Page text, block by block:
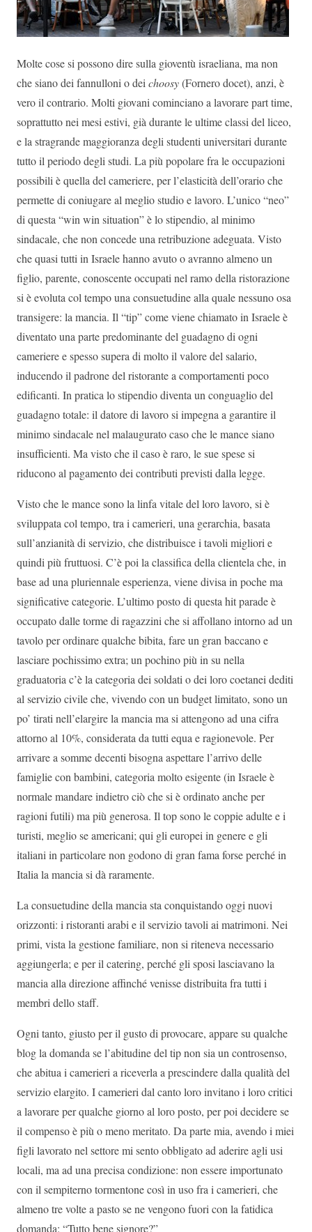
Molte cose si possono dire sulla gioventù israeliana, ma non
che siano dei fannulloni o dei choosy(Fornero docet), anzi, è
vero il contrario. Molti giovani cominciano a lavorare part time,
soprattutto nei mesi estivi, già durante le ultime classi del liceo,
e la stragrande maggioranza degli studenti universitari durante
tutto il periodo degli studi. La più popolare fra le occupazioni
possibili è quella del cameriere, per l’elasticità dell’orario che
permette di coniugare al meglio studio e lavoro. L’unico “neo”
di questa “win win situation” è lo stipendio, al minimo
sindacale, che non concede una retribuzione adeguata. Visto
che quasi tutti in Israele hanno avuto o avranno almeno un
figlio, parente, conoscente occupati nel ramo della ristorazione
si è evoluta col tempo una consuetudine alla quale nessuno osa
transigere: la mancia. Il “tip” come viene chiamato in Israele è
diventato una parte predominante del guadagno di ogni
cameriere e spesso supera di molto il valore del salario,
inducendo il padrone del ristorante a comportamenti poco
edificanti. In pratica lo stipendio diventa un conguaglio del
guadagno totale: il datore di lavoro si impegna a garantire il
minimo sindacale nel malaugurato caso che le mance siano
insufficienti. Ma visto che il caso è raro, le sue spese si
riducono al pagamento dei contributi previsti dalla legge.
Visto che le mance sono la linfa vitale del loro lavoro, si è
sviluppata col tempo, tra i camerieri, una gerarchia, basata
sull’anzianità di servizio, che distribuisce i tavoli migliori e
quindi più fruttuosi. C’è poi la classifica della clientela che, in
base ad una pluriennale esperienza, viene divisa in poche ma
significative categorie. L’ultimo posto di questa hit parade è
occupato dalle torme di ragazzini che si affollano intorno ad un
tavolo per ordinare qualche bibita, fare un gran baccano e
lasciare pochissimo extra; un pochino più in su nella
graduatoria c’è la categoria dei soldati o dei loro coetanei dediti
al servizio civile che, vivendo con un budget limitato, sono un
po’ tirati nell’elargire la mancia ma si attengono ad una cifra
attorno al 10%, considerata da tutti equa e ragionevole. Per
arrivare a somme decenti bisogna aspettare l’arrivo delle
famiglie con bambini, categoria molto esigente (in Israele è
normale mandare indietro ciò che si è ordinato anche per
ragioni futili) ma più generosa. Il top sono le coppie adulte e i
turisti, meglio se americani; qui gli europei in genere e gli
italiani in particolare non godono di gran fama forse perché in
Italia la mancia si dà raramente.
La consuetudine della mancia sta conquistando oggi nuovi
orizzonti: i ristoranti arabi e il servizio tavoli ai matrimoni. Nei
primi, vista la gestione familiare, non si riteneva necessario
aggiungerla; e per il catering, perché gli sposi lasciavano la
mancia alla direzione affinché venisse distribuita fra tutti i
membri dello staff.
Ogni tanto, giusto per il gusto di provocare, appare su qualche
blog la domanda se l’abitudine del tip non sia un controsenso,
che abitua i camerieri a riceverla a prescindere dalla qualità del
servizio elargito. I camerieri dal canto loro invitano i loro critici
a lavorare per qualche giorno al loro posto, per poi decidere se
il compenso è più o meno meritato. Da parte mia, avendo i miei
figli lavorato nel settore mi sento obbligato ad aderire agli usi
locali, ma ad una precisa condizione: non essere importunato
con il sempiterno tormentone così in uso fra i camerieri, che
almeno tre volte a pasto se ne vengono fuori con la fatidica
domanda: “Tutto bene signore?”